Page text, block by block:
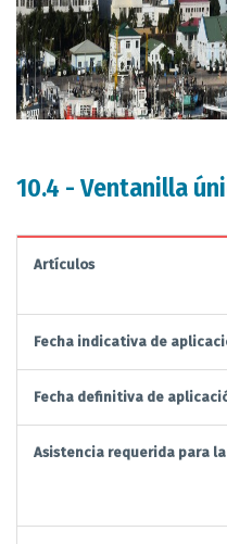
10.4 - Ventanilla
Artículos
Fecha indicativa de
Fecha definitiva de
Asistencia requerida para